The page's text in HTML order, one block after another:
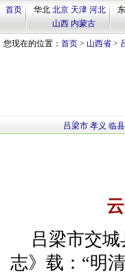
首页 华北 北京 天津 河北
山西 内蒙古
您现在的位置： 首页 > 山西省 >
吕梁市 孝义 临县
吕梁市交
志》载：“明